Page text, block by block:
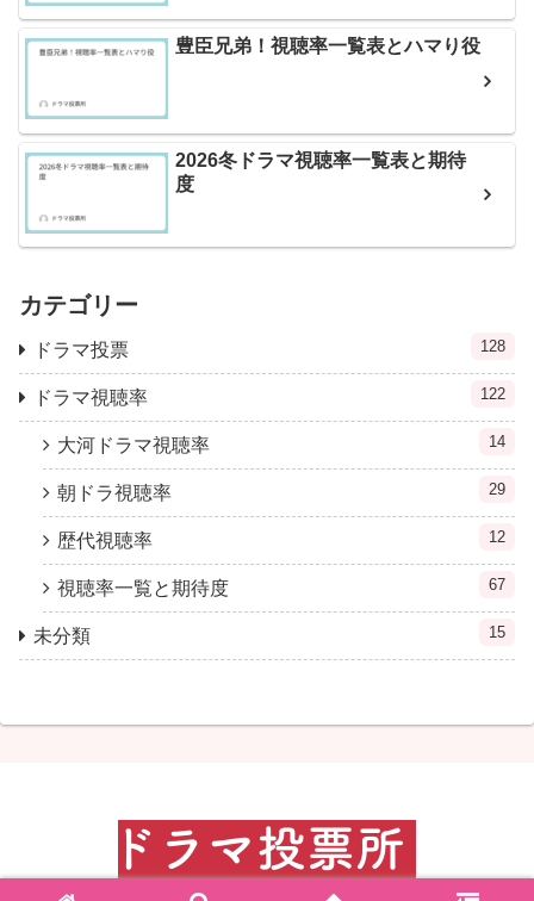
豊臣兄弟！視聴率一覧表とハマり役
2026冬ドラマ視聴率一覧表と期待
度
カテゴリー
ドラマ投票 128
ドラマ視聴率 122
大河ドラマ視聴率 14
朝ドラ視聴率 29
歴代視聴率 12
視聴率一覧と期待度 67
未分類 15